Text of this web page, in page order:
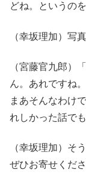
どね。というの
（幸坂理加）写
（宮藤官九郎）
ん。あれですね
まあそんなわけ
れしかった話で
（幸坂理加）そ
ぜひお寄せくださ